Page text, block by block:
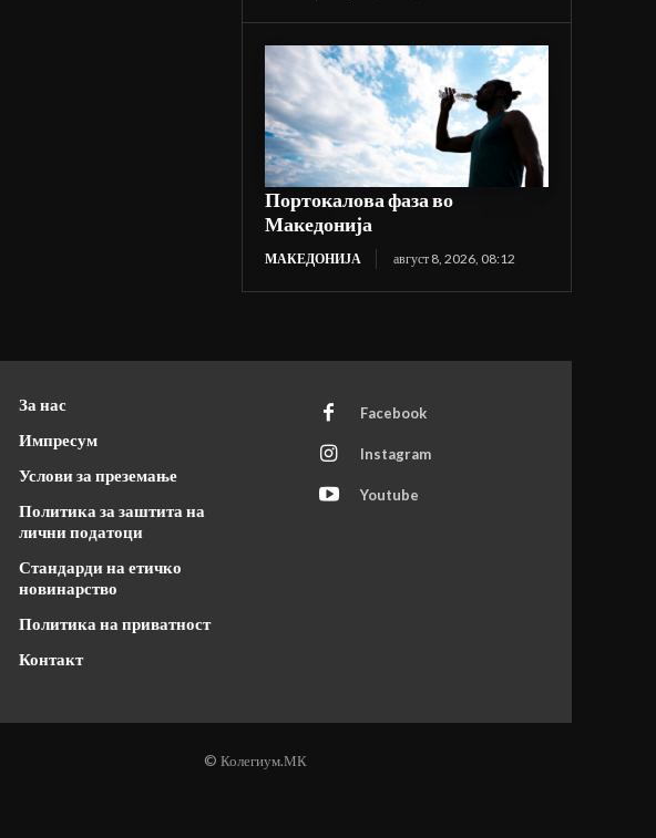
Портокалова фаза во
Македонија
МАКЕДОНИЈА август 8, 2026, 08:12
За нас
Импресум
Услови за преземање
Политика за заштита на
лични податоци
Стандарди на етичко
новинарство
Политика на приватност
Контакт
Facebook
Instagram
Youtube
© Колегиум.МК